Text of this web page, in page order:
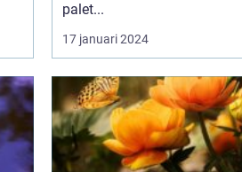
palet...
17 januari 2024